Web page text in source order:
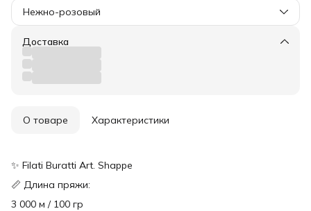
Нежно-розовый
Доставка
О товаре Характеристики
✨ Filati Buratti Art. Shappe
📏 Длина пряжи:
3 000 м / 100 гр